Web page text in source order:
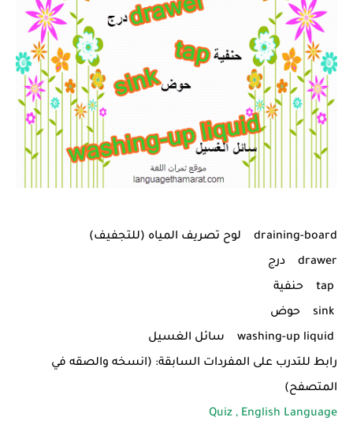
draining-board لوح تصريف المياه (للتجفيف)
drawer درج
رابط للتدرب على المفردات السابقة: (انسخه والصقه في
المتصفح)
Quiz , English Language